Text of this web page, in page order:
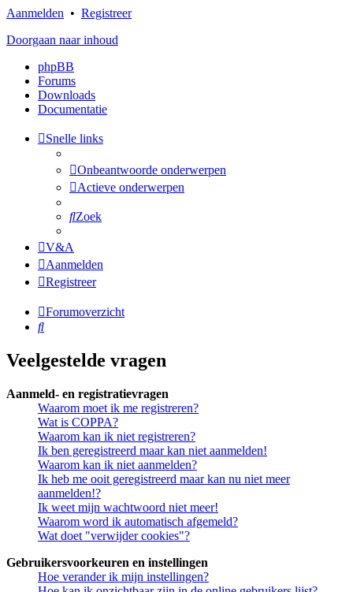
Aanmelden • Registreer
Doorgaan naar inhoud
phpBB
Forums
Downloads
Documentatie
Snelle links
Onbeantwoorde onderwerpen
Actieve onderwerpen
Zoek
V&A
Aanmelden
Registreer
Forumoverzicht
Zoek
Veelgestelde vragen
Aanmeld- en registratievragen
Waarom moet ik me registreren?
Wat is COPPA?
Waarom kan ik niet registreren?
Ik ben geregistreerd maar kan niet aanmelden!
Waarom kan ik niet aanmelden?
Ik heb me ooit geregistreerd maar kan nu niet meer
aanmelden!?
Ik weet mijn wachtwoord niet meer!
Waarom word ik automatisch afgemeld?
Wat doet "verwijder cookies"?
Gebruikersvoorkeuren en instellingen
Hoe verander ik mijn instellingen?